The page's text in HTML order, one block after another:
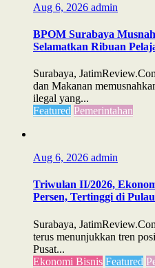
Aug 6, 2026 admin
BPOM Surabaya
Selamatkan Ribuan
Surabaya,
dan Makanan
ilegal yang...
Featured Pemerintahan
Aug 6, 2026 admin
Triwulan II/2026,
Persen, Tertinggi di
Surabaya,
terus menunjukkan tren
Pusat...
Ekonomi Bisnis Featured